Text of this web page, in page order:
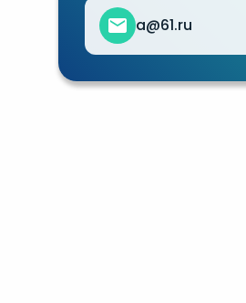
a@61.ru